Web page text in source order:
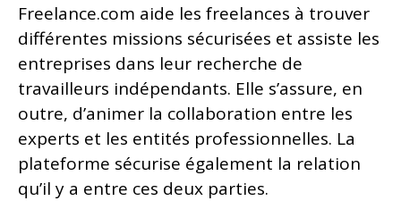
Freelance.com aide les freelances à trouver
différentes missions sécurisées et assiste les
entreprises dans leur recherche de
travailleurs indépendants. Elle s’assure, en
outre, d’animer la collaboration entre les
experts et les entités professionnelles. La
plateforme sécurise également la relation
qu’il y a entre ces deux parties.